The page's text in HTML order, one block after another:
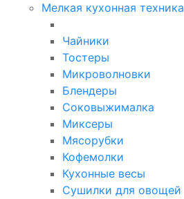
Мелкая кухонная техника
Чайники
Тостеры
Микроволновки
Блендеры
Соковыжималка
Миксеры
Мясорубки
Кофемолки
Кухонные весы
Сушилки для овощей